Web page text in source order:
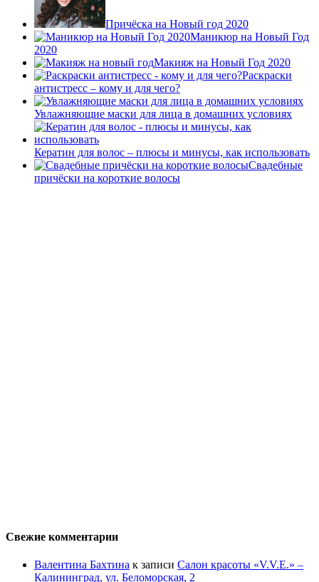
Причёска на Новый год 2020
Маникюр на Новый Год
2020
Макияж на Новый Год 2020
Раскраски
антистресс – кому и для чего?
Увлажняющие маски для лица в домашних условиях
Кератин для волос – плюсы и минусы, как использовать
Свадебные
причёски на короткие волосы
Свежие комментарии
Валентина Бахтина к записи Салон красоты «V.V.E.» –
Калининград, ул. Беломорская, 2